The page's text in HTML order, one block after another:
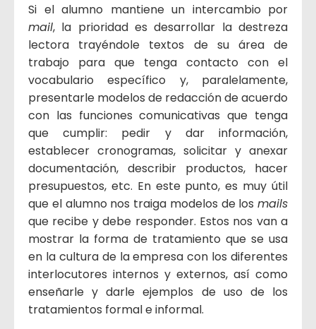
Si el alumno mantiene un intercambio por
mail, la prioridad es desarrollar la destreza
lectora trayéndole textos de su área de
trabajo para que tenga contacto con el
vocabulario específico y, paralelamente,
presentarle modelos de redacción de acuerdo
con las funciones comunicativas que tenga
que cumplir: pedir y dar información,
establecer cronogramas, solicitar y anexar
documentación, describir productos, hacer
presupuestos, etc. En este punto, es muy útil
que el alumno nos traiga modelos de los mails
que recibe y debe responder. Estos nos van a
mostrar la forma de tratamiento que se usa
en la cultura de la empresa con los diferentes
interlocutores internos y externos, así como
enseñarle y darle ejemplos de uso de los
tratamientos formal e informal.